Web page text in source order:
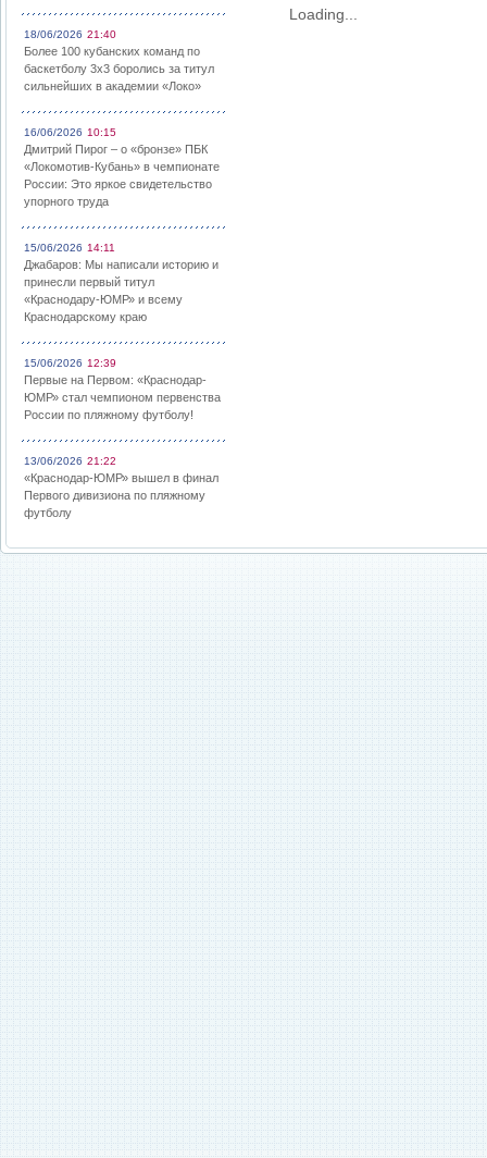
18/06/2026 21:40
Более 100 кубанских команд по
баскетболу 3х3 боролись за титул
сильнейших в академии «Локо»
16/06/2026 10:15
Дмитрий Пирог – о «бронзе» ПБК
«Локомотив-Кубань» в чемпионате
России: Это яркое свидетельство
упорного труда
15/06/2026 14:11
Джабаров: Мы написали историю и
принесли первый титул
«Краснодару-ЮМР» и всему
Краснодарскому краю
15/06/2026 12:39
Первые на Первом: «Краснодар-
ЮМР» стал чемпионом первенства
России по пляжному футболу!
13/06/2026 21:22
«Краснодар-ЮМР» вышел в финал
Первого дивизиона по пляжному
футболу
Loading...